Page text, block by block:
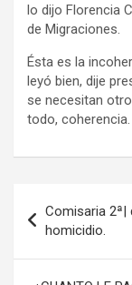
lo dijo Florencia
de Migraciones.
Ésta es la
leyó bien, dije
se necesitan
todo,
de
entradas
Comisaria 2ª|
homicidio.